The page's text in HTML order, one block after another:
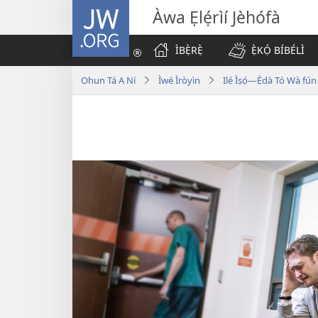
JW.ORG Àwa Ẹlẹ́rìí Jèhófà
ÌBẸ̀RẸ̀
Ẹ̀KỌ́ BÍBÉLÌ
Ohun Tá A Ní Ìwé Ìròyìn Ilé Ìṣọ́—Ẹ̀dà Tó Wà